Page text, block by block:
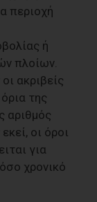
περιοχή
ή
πλοίων.
ακριβείς
της
αριθμός
οι όροι
για
χρονικό